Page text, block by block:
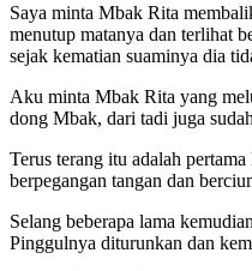
Saya minta Mbak Rita
menutup matanya dan terlihat
sejak kematian suaminya dia
Aku minta Mbak Rita yang
dong Mbak, dari tadi juga
Terus terang itu adalah
berpegangan tangan dan
Selang beberapa lama
Pinggulnya diturunkan dan